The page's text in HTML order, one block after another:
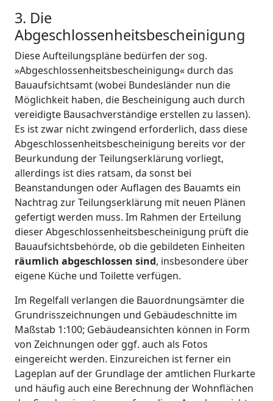
3. Die
Abgeschlossenheitsbescheinigung
Diese Aufteilungspläne bedürfen der sog.
»Abgeschlossenheitsbescheinigung« durch das
Bauaufsichtsamt (wobei Bundesländer nun die
Möglichkeit haben, die Bescheinigung auch durch
vereidigte Bausachverständige erstellen zu lassen).
Es ist zwar nicht zwingend erforderlich, dass diese
Abgeschlossenheitsbescheinigung bereits vor der
Beurkundung der Teilungserklärung vorliegt,
allerdings ist dies ratsam, da sonst bei
Beanstandungen oder Auflagen des Bauamts ein
Nachtrag zur Teilungserklärung mit neuen Plänen
gefertigt werden muss. Im Rahmen der Erteilung
dieser Abgeschlossenheitsbescheinigung prüft die
Bauaufsichtsbehörde, ob die gebildeten Einheiten
räumlich abgeschlossen sind, insbesondere über
eigene Küche und Toilette verfügen.
Im Regelfall verlangen die Bauordnungsämter die
Grundrisszeichnungen und Gebäudeschnitte im
Maßstab 1:100; Gebäudeansichten können in Form
von Zeichnungen oder ggf. auch als Fotos
eingereicht werden. Einzureichen ist ferner ein
Lageplan auf der Grundlage der amtlichen Flurkarte
und häufig auch eine Berechnung der Wohnflächen